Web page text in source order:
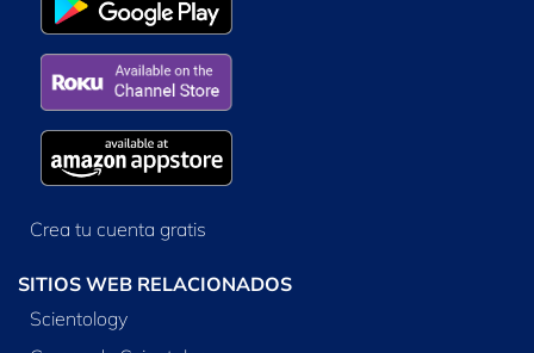
Crea tu cuenta gratis
SITIOS WEB RELACIONADOS
Scientology